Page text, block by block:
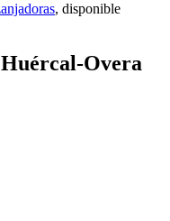
, disponible
Overa